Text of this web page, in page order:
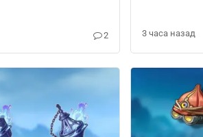
2 3 часа назад